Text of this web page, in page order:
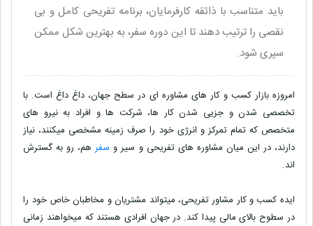
باید متناسب با ذائقه کارفرمایان، برنامه تفریحی کامل و بی
نقصی را ترتیب دهند تا این دوره سفر، به بهترین شکل ممکن
سپری شود.
امروزه بازار کسب و کار های مشاوره ای در سطح جهان، داغ داغ است. با
تخصصی شدن و جزیی شدن کار ها، شرکت ها و افراد به نیرو های
متخصص که تمام تمرکز و انرژی خود را صرف زمینه مشخصی میکنند، نیاز
دارند، در این میان مشاوره های تفریحی و سیر و سفر هم، رو به گسترش
اند.
ایده کسب و کار مشاور تفریحی، میتواند مشتریان و مخاطبان خاص خود را
در سطوح بالای مالی پیدا کند. در جهان افرادی هستند که میخواهند زمانی